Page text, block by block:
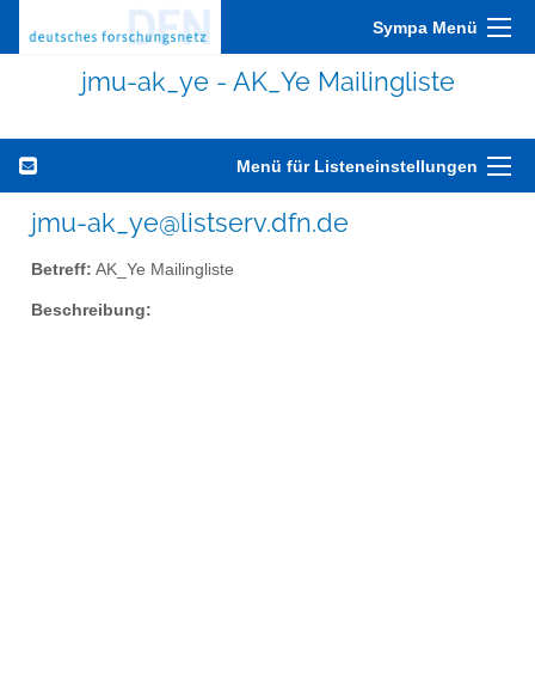
Sympa Menü
jmu-ak_ye - AK_Ye Mailingliste
Menü für Listeneinstellungen
jmu-ak_ye@listserv.dfn.de
Betreff: AK_Ye Mailingliste
Beschreibung: